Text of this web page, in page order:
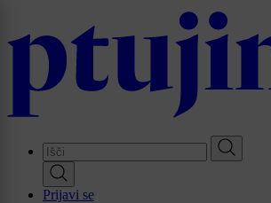
main
Prijavi se